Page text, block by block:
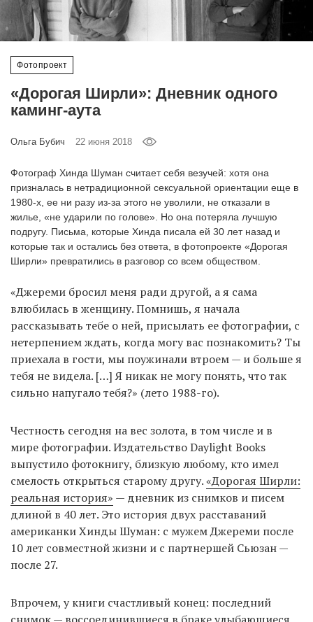
EN
UA
Фотопроект
«Дорогая Ширли»: Дневник одного
каминг-аута
Ольга Бубич 22 июня 2018
Фотограф Хинда Шуман считает себя везучей: хотя она
призналась в нетрадиционной сексуальной ориентации еще в
1980-х, ее ни разу из-за этого не уволили, не отказали в
жилье, «не ударили по голове». Но она потеряла лучшую
подругу. Письма, которые Хинда писала ей 30 лет назад и
которые так и остались без ответа, в фотопроекте «Дорогая
Ширли» превратились в разговор со всем обществом.
«Джереми бросил меня ради другой, а я сама
влюбилась в женщину. Помнишь, я начала
рассказывать тебе о ней, присылать ее фотографии, с
нетерпением ждать, когда могу вас познакомить? Ты
приехала в гости, мы поужинали втроем — и больше я
тебя не видела. […] Я никак не могу понять, что так
сильно напугало тебя?» (лето 1988-го).
Честность сегодня на вес золота, в том числе и в
мире фотографии. Издательство Daylight Books
выпустило фотокнигу, близкую любому, кто имел
смелость открыться старому другу.«Дорогая Ширли:
реальная история» — дневник из снимков и писем
длиной в 40 лет. Это история двух расставаний
американки Хинды Шуман: с мужем Джереми после
10 лет совместной жизни и с партнершей Сьюзан —
после 27.
Впрочем, у книги счастливый конец: последний